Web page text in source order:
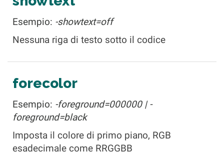
Esempio: -showtext=off
Nessuna riga di testo sotto il codice
forecolor
Esempio: -foreground=000000 | -
foreground=black
Imposta il colore di primo piano, RGB
esadecimale come RRGGBB